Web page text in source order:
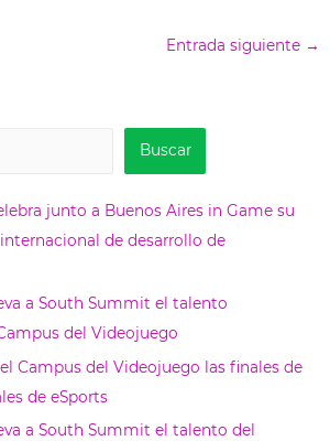
Entrada siguiente →
Buscar
junto a Buenos Aires in Game su
de desarrollo de
a South Summit el talento
del Videojuego
Campus del Videojuego las finales de
de eSports
a South Summit el talento del